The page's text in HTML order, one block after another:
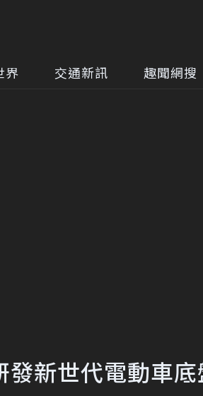
界 交通新訊 趣聞網搜
新世代電動車底